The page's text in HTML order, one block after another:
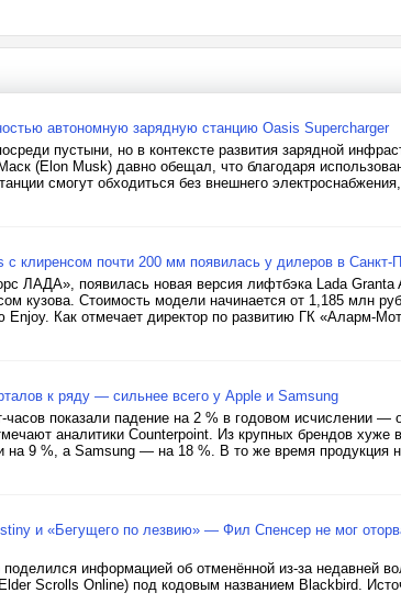
автономную зарядную станцию Oasis Supercharger
пустыни, но в контексте развития зарядной
(Elon Musk) давно обещал, что благодаря
смогут обходиться без внешнего
клиренсом почти 200 мм появилась у дилеров в Санкт-
ЛАДА», появилась новая версия лифтбэка Lada Granta
кузова. Стоимость модели начинается от 1,185 млн
Как отмечает директор по развитию ГК «Аларм-
к ряду — сильнее всего у Apple и Samsung
показали падение на 2 % в годовом исчислении —
аналитики Counterpoint. Из крупных брендов хуже
на 9 %, а Samsung — на 18 %. В то же время продукция
и «Бегущего по лезвию» — Фил Спенсер не мог
информацией об отменённой из-за недавней
Scrolls Online) под кодовым названием Blackbird.